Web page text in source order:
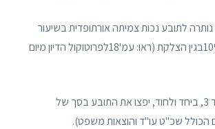
לתובע נכות צמיתה אורתופדית בשיעור
של 15%, ועוד 10%בגין הצלקת (ראו: עמ'18לפרוטוקול הדיון מיום
ח. הנתבעים 1עד 3, ביחד ולחוד, יפצו את התובע בסך של